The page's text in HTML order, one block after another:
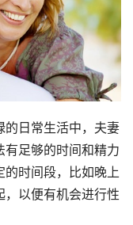
的日常生活中，夫妻
足够的时间和精力
时间段，比如晚上
，以便有机会进行性